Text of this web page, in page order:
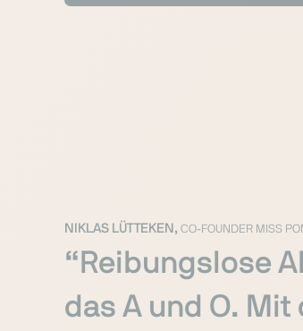
NIKLAS LÜTTEKEN, CO-FOUNDER MISS
“Reibungslose
das A und O.